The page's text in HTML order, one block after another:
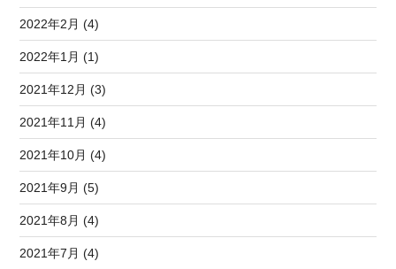
2022年2月 (4)
2022年1月 (1)
2021年12月 (3)
2021年11月 (4)
2021年10月 (4)
2021年9月 (5)
2021年8月 (4)
2021年7月 (4)